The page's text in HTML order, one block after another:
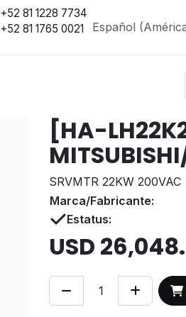
+52 81 1228 7734
+52 81 1765 0021 Español
[HA-
SRVMTR 22KW 200VAC
Marca/Fabricante:
Estatus:
USD